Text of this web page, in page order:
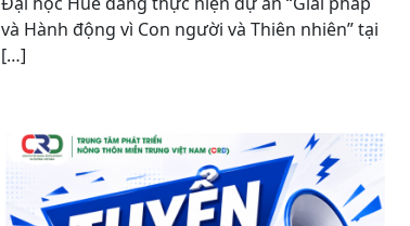
và Hành động vì Con người và Thiên nhiên” tại
[…]